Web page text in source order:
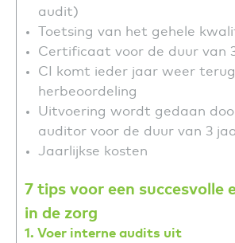
audit)
Toetsing van het gehele
Certificaat voor de duur van
CI komt ieder jaar weer
herbeoordeling
Uitvoering wordt gedaan
auditor voor de duur van 3
Jaarlijkse kosten
7 tips voor een succesvolle
in de zorg
1. Voer interne audits uit